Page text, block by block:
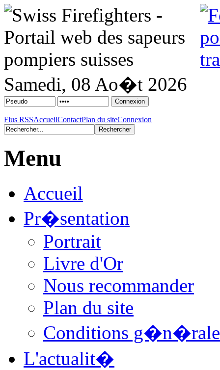
Samedi, 08 Ao�t 2026
Flus RSSAccueilContactPlan du siteConnexion
Menu
Accueil
Pr�sentation
Portrait
Livre d'Or
Nous recommander
Plan du site
Conditions
L'actualit�